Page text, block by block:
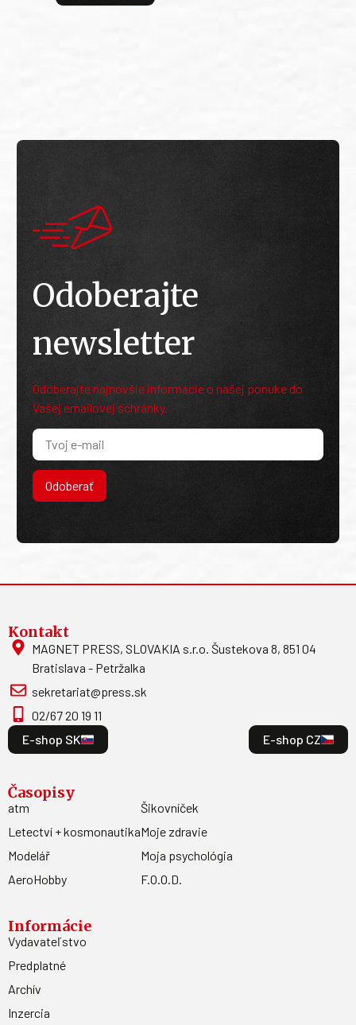
Odoberajte
newsletter
Odoberajte najnovšie informácie o našej ponuke do
Vašej emailovej schránky.
Odoberať
Kontakt
MAGNET PRESS, SLOVAKIA s.r.o. Šustekova 8, 851 04
Bratislava - Petržalka
sekretariat@press.sk
02/67 20 19 11
E-shop SK
E-shop CZ
Časopisy
atm
Letectví + kosmonautika
Modelář
AeroHobby
Šikovníček
Moje zdravie
Moja psychológia
F.O.O.D.
Informácie
Vydavateľstvo
Predplatné
Archív
Inzercia